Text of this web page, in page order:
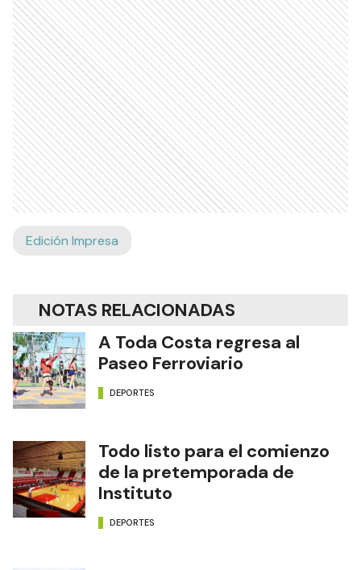
Edición Impresa
NOTAS RELACIONADAS
A Toda Costa regresa al
Paseo Ferroviario
DEPORTES
Todo listo para el comienzo
de la pretemporada de
Instituto
DEPORTES